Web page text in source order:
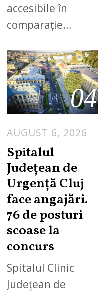
accesibile în
comparație…
04
AUGUST 6, 2026
Spitalul
Județean de
Urgență Cluj
face angajări.
76 de posturi
scoase la
concurs
Spitalul Clinic
Județean de